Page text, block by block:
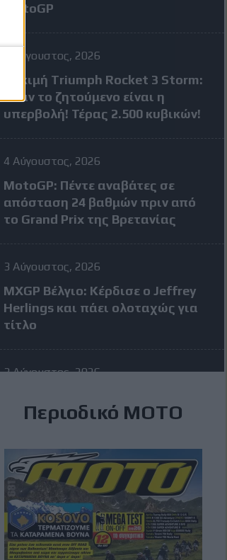
MotoGP
4 Αύγουστος, 2026
Δοκιμή Triumph Rocket 3 Storm:
Όταν το ζητούμενο είναι η
υπερβολή! Τέρας 2.500 κυβικών!
4 Αύγουστος, 2026
MotoGP: Πέντε αναβάτες σε
απόσταση 24 βαθμών πριν από
το Grand Prix της Βρετανίας
3 Αύγουστος, 2026
MXGP Βέλγιο: Κέρδισε ο Jeffrey
Herlings και πάει ολοταχώς για
τίτλο
3 Αύγουστος, 2026
διώξει τον Vinales στην μέση
Ισπανού
3 Αύγουστος, 2026
Romaniacs: Τελικά
αποτελέσματα ανά κατηγορία –
Τι θέσεις πήραν οι Έλληνες
Περιοδικό ΜΟΤΟ